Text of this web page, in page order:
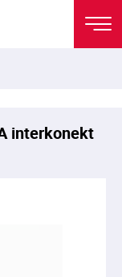
interkonekt